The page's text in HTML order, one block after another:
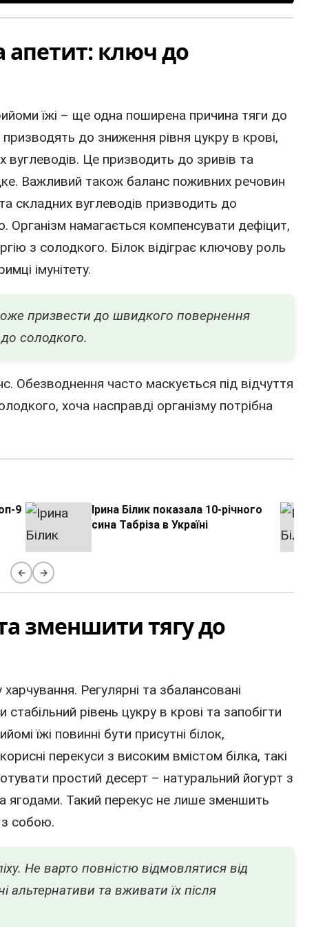
апетит: ключ до
їжі – ще одна поширена причина тяги до
до зниження рівня цукру в крові,
Це призводить до зривів та
Важливий також баланс поживних речовин
складних вуглеводів призводить до
Організм намагається компенсувати дефіцит,
з солодкого. Білок відіграє ключову роль
імунітету.
призвести до швидкого повернення
солодкого.
Обезводнення часто маскується під відчуття
хоча насправді організму потрібна
9
Ірина Білик показала 10-річного
сина Табріза в Україні
← →
зменшити тягу до
Регулярні та збалансовані
рівень цукру в крові та запобігти
їжі повинні бути присутні білок,
перекуси з високим вмістом білка, такі
простий десерт – натуральний йогурт з
ягодами. Такий перекус не лише зменшить
з собою.
Не варто повністю відмовлятися від
альтернативи та вживати їх після